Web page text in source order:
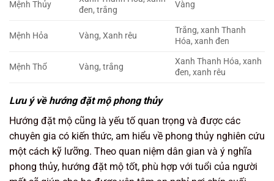
Mệnh Thủy
đen, trắng
Vàng
Mệnh Hỏa Vàng, Xanh rêu
Trắng, xanh Thanh
Hóa, xanh đen
Mệnh Thổ Vàng, trắng
Xanh Thanh Hóa, xanh
đen, xanh rêu
Lưu ý về hướng đặt mộ phong thủy
Hướng đặt mộ cũng là yếu tố quan trọng và được các
chuyên gia có kiến thức, am hiểu về phong thủy nghiên cứu
một cách kỹ lưỡng. Theo quan niệm dân gian và ý nghĩa
phong thủy, hướng đặt mộ tốt, phù hợp với tuổi của người